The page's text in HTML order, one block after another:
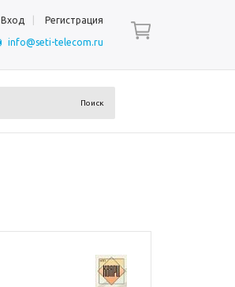
Вход Регистрация
info@seti-telecom.ru